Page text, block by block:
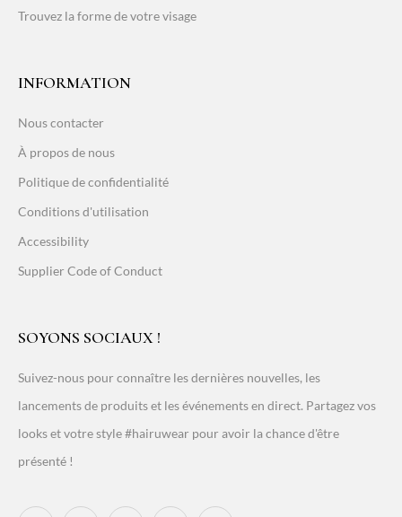
Trouvez la forme de votre visage
INFORMATION
Nous contacter
À propos de nous
Politique de confidentialité
Conditions d'utilisation
Accessibility
Supplier Code of Conduct
SOYONS SOCIAUX !
Suivez-nous pour connaître les dernières nouvelles, les
lancements de produits et les événements en direct. Partagez vos
looks et votre style #hairuwear pour avoir la chance d'être
présenté !